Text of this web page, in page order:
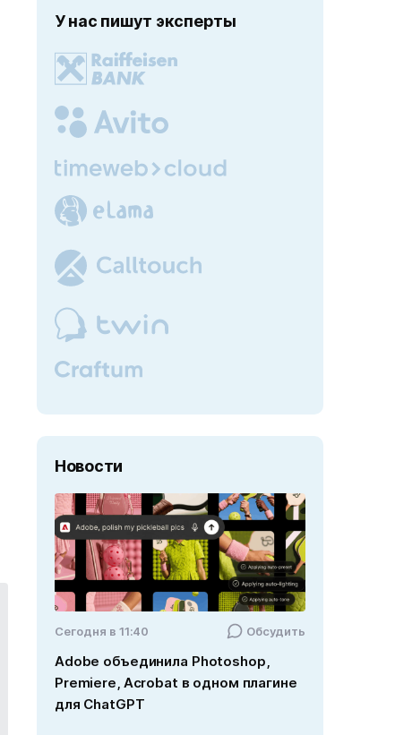
У нас пишут эксперты
Новости
Cегодня в 11:40 Обсудить
Adobe объединила Photoshop,
Premiere, Acrobat в одном плагине
для ChatGPT